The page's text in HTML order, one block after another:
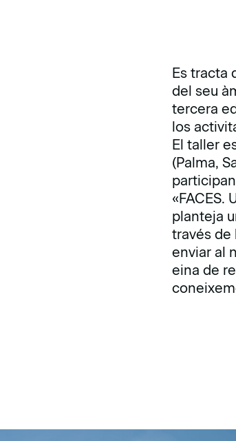
Es tracta
del seu
tercera
los
El taller
(Palma,
«FACES.
planteja
través de
enviar al
eina de